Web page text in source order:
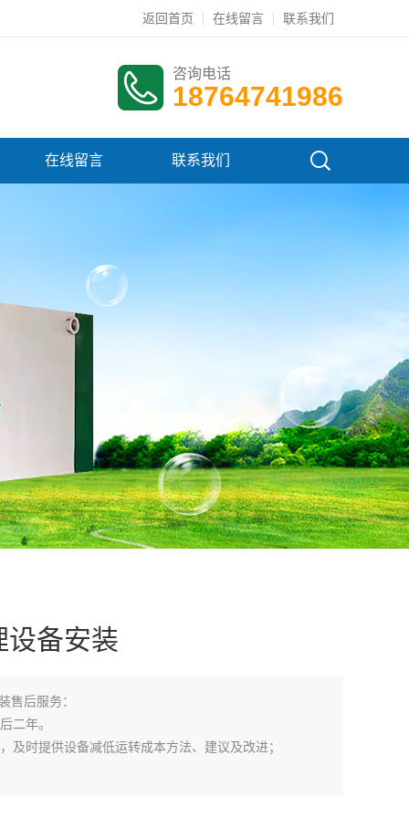
返回首页 在线留言 联系我们
咨询电话
18764741986
在线留言 联系我们
设备安装
售后服务：
二年。
时提供设备减低运转成本方法、建议及改进；